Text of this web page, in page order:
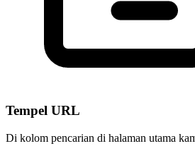
Tempel URL
Di kolom pencarian di halaman utama